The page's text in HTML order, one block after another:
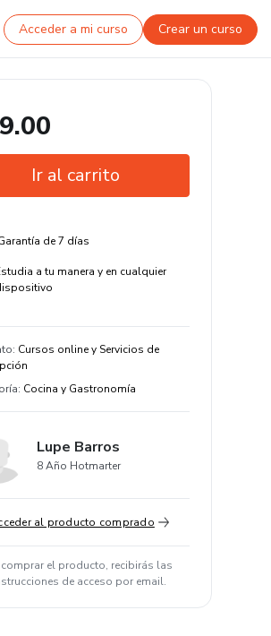
Acceder a mi curso Crear un curso
Ir al carrito
de 7 días
a tu manera y en cualquier
: Cursos online y Servicios de
: Cocina y Gastronomía
Lupe Barros
8 Año Hotmarter
al producto comprado
el producto, recibirás las
de acceso por email.